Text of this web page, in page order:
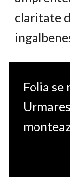
claritate
Folia se